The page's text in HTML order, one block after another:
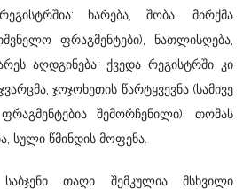
ხარება, შობა, მირქმა
ფრაგმენტები), ნათლისღება,
აღდგინება; ქვედა რეგისტრში კი
ჯოჯოხეთის წარტყვევნა (სამივე
შემორჩენილი), თომას
სული წმინდის მოფენა.
თაღი შემკულია მსხვილი